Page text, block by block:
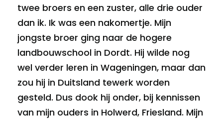
twee broers en een zuster, alle drie ouder
dan ik. Ik was een nakomertje. Mijn
jongste broer ging naar de hogere
landbouwschool in Dordt. Hij wilde nog
wel verder leren in Wageningen, maar dan
zou hij in Duitsland tewerk worden
gesteld. Dus dook hij onder, bij kennissen
van mijn ouders in Holwerd, Friesland. Mijn